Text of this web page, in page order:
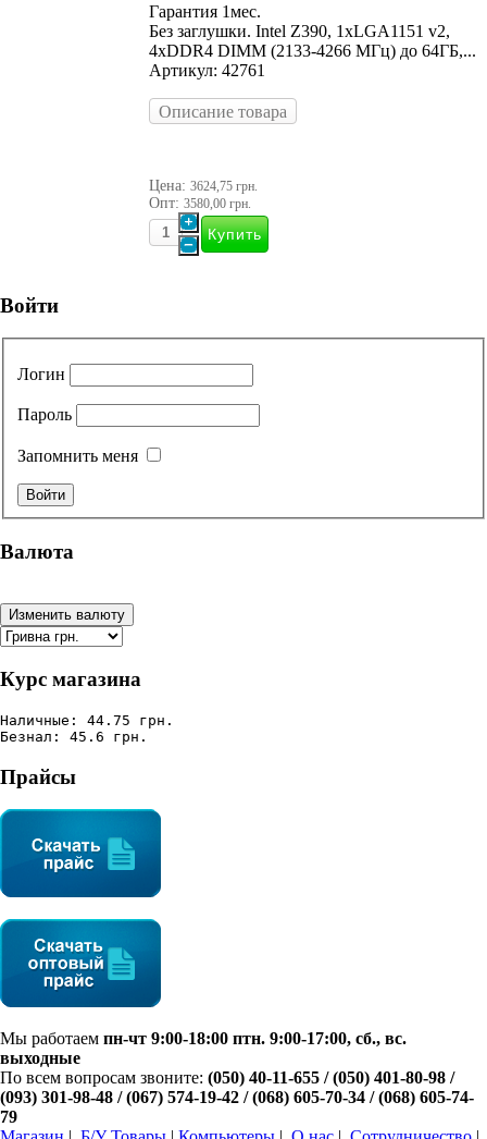
Гарантия 1мес.
Без заглушки. Intel Z390, 1xLGA1151 v2,
4xDDR4 DIMM (2133-4266 МГц) до 64ГБ,...
Артикул: 42761
Описание товара
Цена: 3624,75 грн.
Опт: 3580,00 грн.
Войти
Логин
Пароль
Запомнить меня
Валюта
Курс магазина
Наличные: 44.75 грн.
Безнал: 45.6 грн.
Прайсы
Мы работаем пн-чт 9:00-18:00 птн. 9:00-17:00, сб., вс.
выходные
По всем вопросам звоните: (050) 40-11-655 / (050) 401-80-98 /
(093) 301-98-48 /(067) 574-19-42 / (068) 605-70-34 / (068) 605-74-
79